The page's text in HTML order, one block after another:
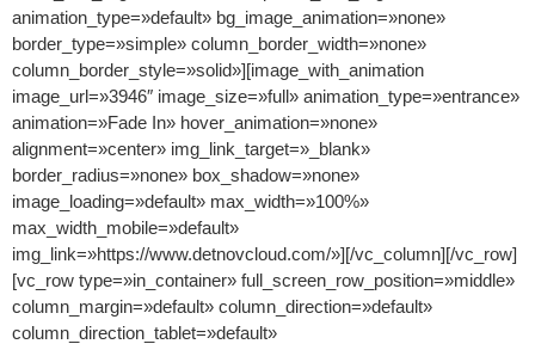
animation_type=»default» bg_image_animation=»none»
border_type=»simple» column_border_width=»none»
column_border_style=»solid»][image_with_animation
image_url=»3946″ image_size=»full» animation_type=»entrance»
animation=»Fade In» hover_animation=»none»
alignment=»center» img_link_target=»_blank»
border_radius=»none» box_shadow=»none»
image_loading=»default» max_width=»100%»
max_width_mobile=»default»
img_link=»https://www.detnovcloud.com/»][/vc_column][/vc_row]
[vc_row type=»in_container» full_screen_row_position=»middle»
column_margin=»default» column_direction=»default»
column_direction_tablet=»default»